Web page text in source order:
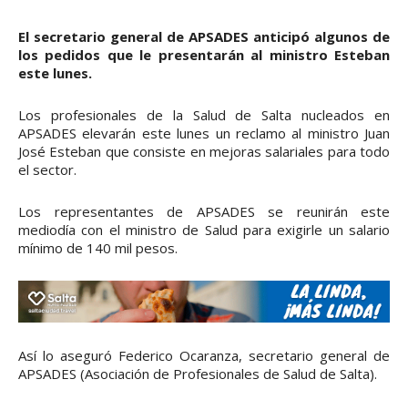
El secretario general de APSADES anticipó algunos de
los pedidos que le presentarán al ministro Esteban
este lunes.
Los profesionales de la Salud de Salta nucleados en
APSADES elevarán este lunes un reclamo al ministro Juan
José Esteban que consiste en mejoras salariales para todo
el sector.
Los representantes de APSADES se reunirán este
mediodía con el ministro de Salud para exigirle un salario
mínimo de 140 mil pesos.
Así lo aseguró Federico Ocaranza, secretario general de
APSADES (Asociación de Profesionales de Salud de Salta).